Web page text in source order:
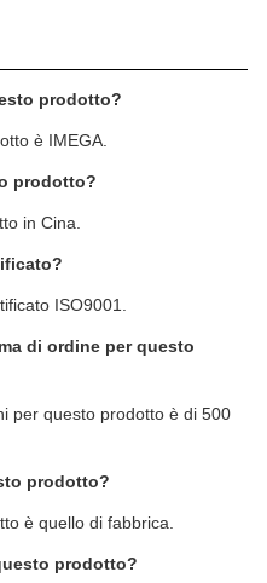
prodotto?
è IMEGA.
prodotto?
in Cina.
ISO9001.
di ordine per questo
per questo prodotto è di 500
prodotto?
è quello di fabbrica.
prodotto?